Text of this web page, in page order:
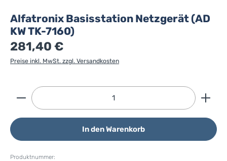
Alfatronix Basisstation Netzgerät (AD
KW TK-7160)
281,40 €
Preise inkl. MwSt. zzgl. Versandkosten
Produkt Anzahl: Gib den gewünschten Wert ein
In den Warenkorb
Produktnummer: